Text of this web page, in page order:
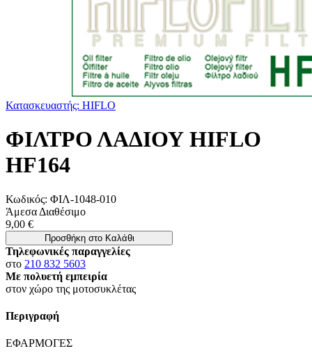
Κατασκευαστής: HIFLO
ΦΙΛΤΡΟ ΛΑΔΙΟΥ HIFLO
HF164
Κωδικός: ΦΙΛ-1048-010
Άμεσα Διαθέσιμο
9,00 €
Προσθήκη στο Καλάθι
Τηλεφωνικές παραγγελίες
στο 210 832 5603
Με πολυετή εμπειρία
στον χώρο της μοτοσυκλέτας
Περιγραφή
ΕΦΑΡΜΟΓΕΣ